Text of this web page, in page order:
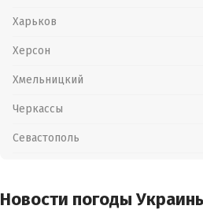
Харьков
Херсон
Хмельницкий
Черкассы
Севастополь
Новости погоды